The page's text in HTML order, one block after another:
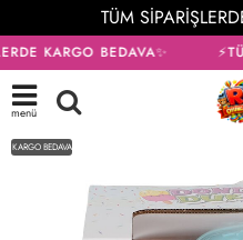
TÜM
KARGO BEDAVA✨
menü
KARGO BEDAVA